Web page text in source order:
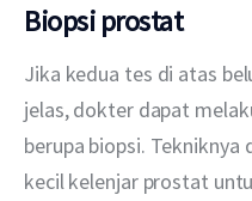
Biopsi prostat
Jika kedua tes di atas
jelas, dokter dapat
berupa biopsi. Tekniknya
kecil kelenjar prostat